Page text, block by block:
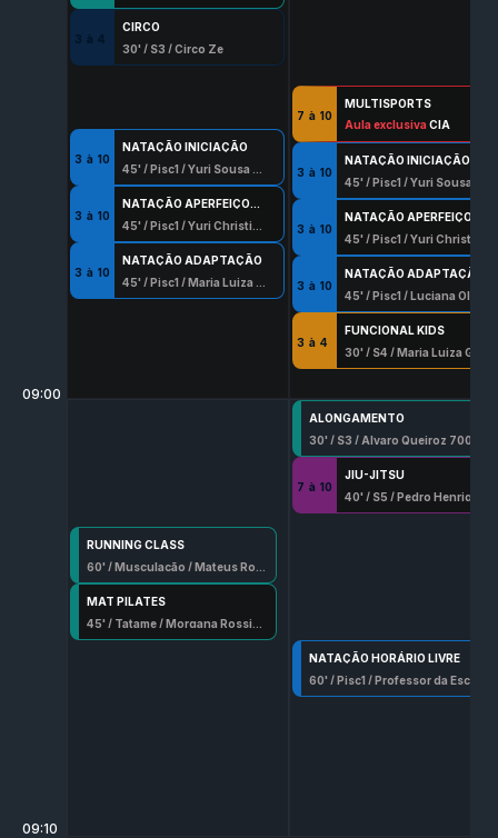
09:00
09:10
CIRCO
3 à 4
30' / S3 /Circo Ze
NATAÇÃO INICIAÇÃO
3 à 10
45' /Pisc1 /Yuri Sousa Rocha
NATAÇÃO APERFEIÇOAMENTO
3 à 10
45' /Pisc1 /Yuri Christian Rodrigues
NATAÇÃO ADAPTAÇÃO
3 à 10
45' /Pisc1 /Maria Luiza Garcia
RUNNING CLASS
60' /Musculação /Mateus Rodrigues Silva
MAT PILATES
45' / Tatame/Morgana Rossini 6598-G/Df
MULTISPORTS
7 à 10
45' /Qd/Professor da Escala
Aula exclusivaCIA
NATAÇÃO INICIAÇÃO
3 à 10
45' /Pisc1 /Yuri Sousa Rocha
3 à 10
45' /Pisc1 /Yuri Christian Rodrigues
NATAÇÃO ADAPTAÇÃO
3 à 10
45' /Pisc1 /Luciana Oliveira Pinto
FUNCIONAL KIDS
3 à 4
30' / S4 /Maria Luiza Garcia
ALONGAMENTO
30' / S3 / Alvaro Queiroz 700 G/Df
JIU-JITSU
7 à 10
40' / S5 /Pedro Henrique Ferreira
NATAÇÃO HORÁRIO LIVRE
60' /Pisc1 /Professor da Escala